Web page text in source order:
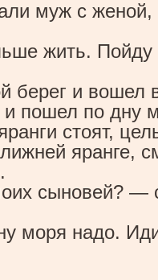
муж с
жить. Пойду
берег и вошел
и пошел по дну
стоят,
яранге,
.
сыновей? —
моря надо.